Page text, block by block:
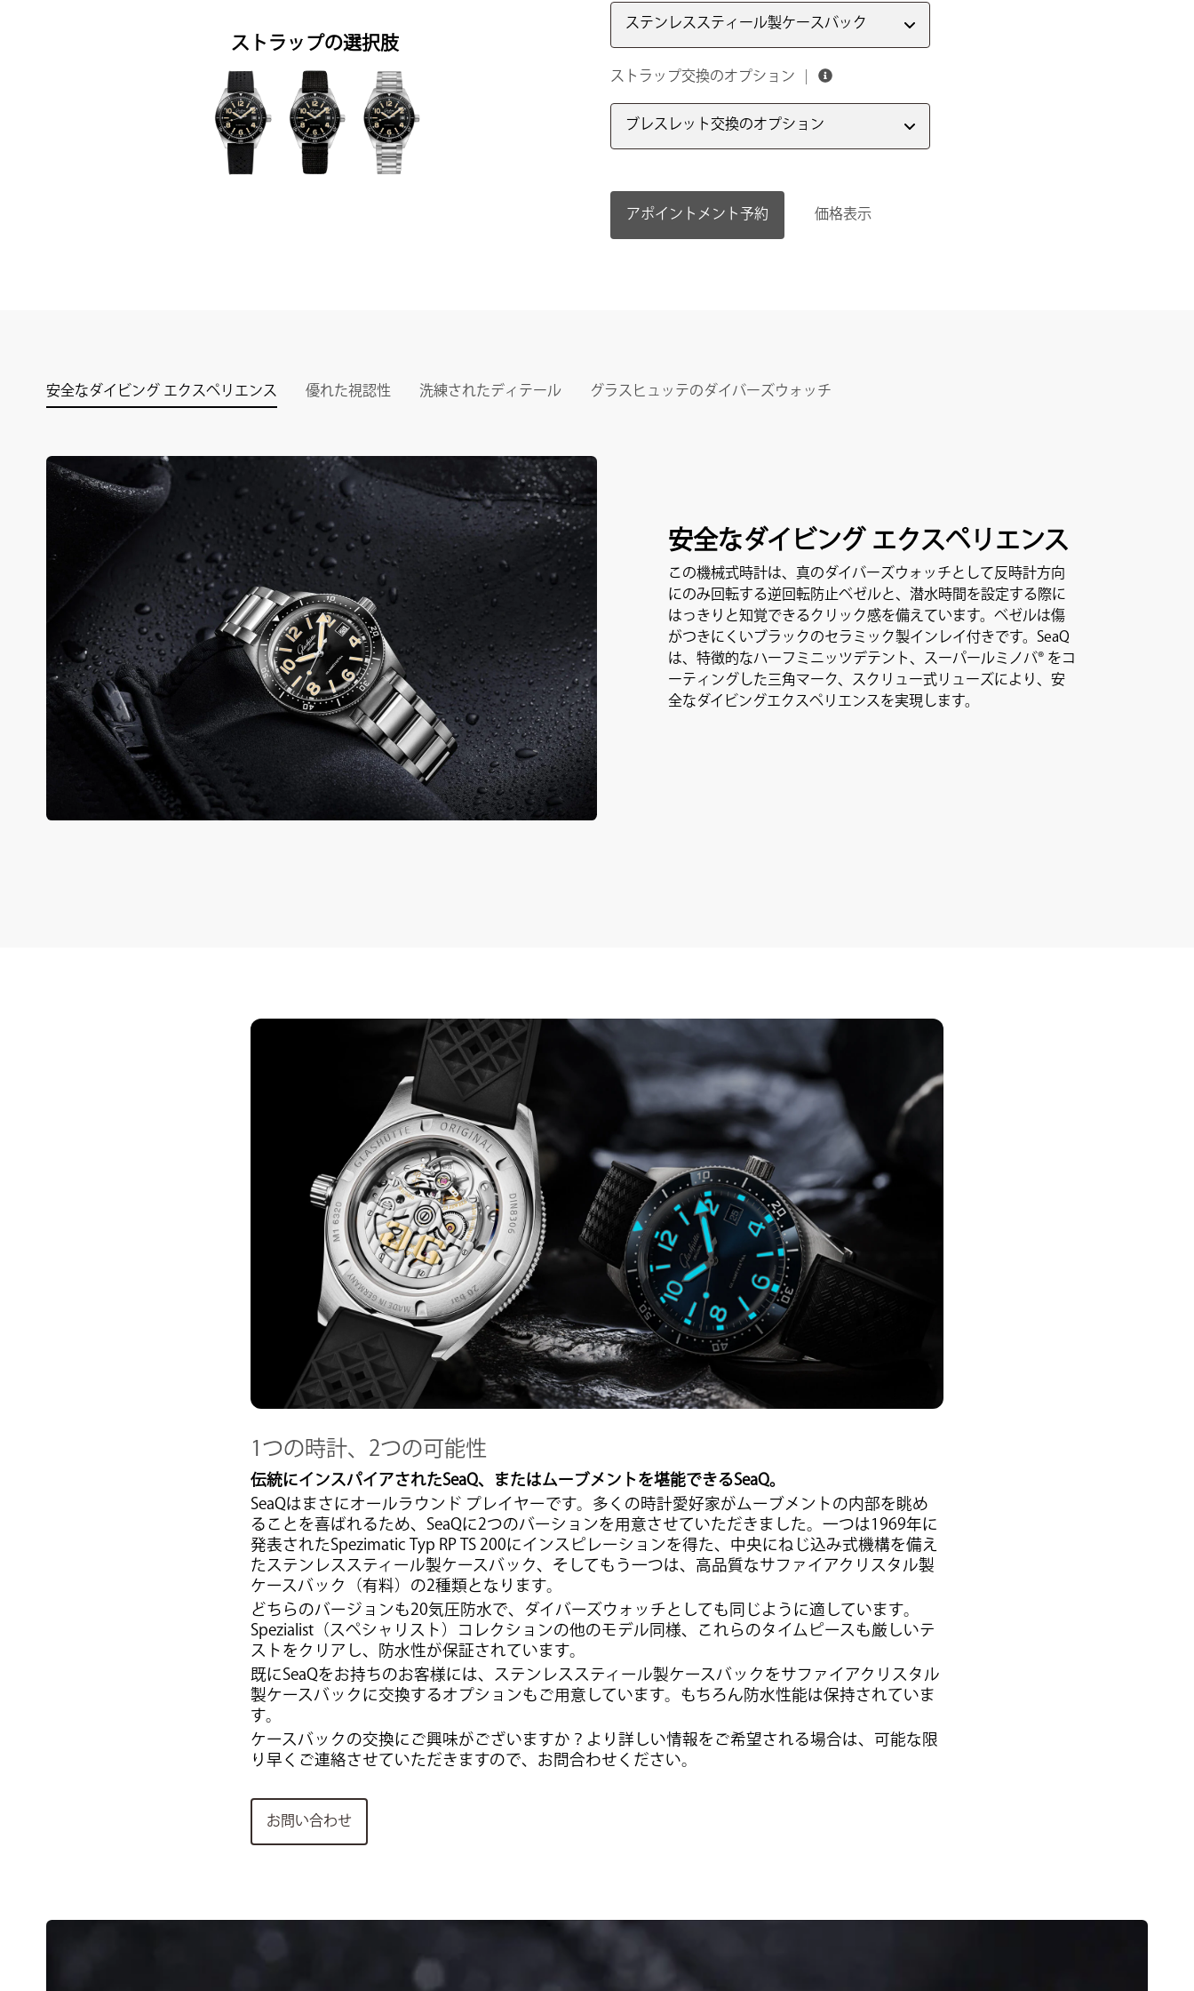
ストラップの選択肢
ステンレススティール製ケースバック
ストラップ交換のオプション
ブレスレット交換のオプション
アポイントメント予約 価格表示
安全なダイビング エクスペリエンス 優れた視認性 洗練されたディテール グラスヒュッテのダイバーズウォッチ
安全なダイビング エクスペリエンス
この機械式時計は、真のダイバーズウォッチとして反時計方向
にのみ回転する逆回転防止ベゼルと、潜水時間を設定する際に
はっきりと知覚できるクリック感を備えています。ベゼルは傷
がつきにくいブラックのセラミック製インレイ付きです。SeaQ
は、特徴的なハーフミニッツデテント、スーパールミノバ® をコ
ーティングした三角マーク、スクリュー式リューズにより、安
全なダイビングエクスペリエンスを実現します。
1つの時計、2つの可能性
伝統にインスパイアされたSeaQ、またはムーブメントを堪能できるSeaQ。
SeaQはまさにオールラウンド プレイヤーです。多くの時計愛好家がムーブメントの内部を眺め
ることを喜ばれるため、SeaQに2つのバーションを用意させていただきました。一つは1969年に
発表されたSpezimatic Typ RP TS 200にインスピレーションを得た、中央にねじ込み式機構を備え
たステンレススティール製ケースバック、そしてもう一つは、高品質なサファイアクリスタル製
ケースバック（有料）の2種類となります。
どちらのバージョンも20気圧防水で、ダイバーズウォッチとしても同じように適しています。
Spezialist（スペシャリスト）コレクションの他のモデル同様、これらのタイムピースも厳しいテ
ストをクリアし、防水性が保証されています。
既にSeaQをお持ちのお客様には、ステンレススティール製ケースバックをサファイアクリスタル
製ケースバックに交換するオプションもご用意しています。もちろん防水性能は保持されていま
す。
ケースバックの交換にご興味がございますか？より詳しい情報をご希望される場合は、可能な限
り早くご連絡させていただきますので、お問合わせください。
お問い合わせ